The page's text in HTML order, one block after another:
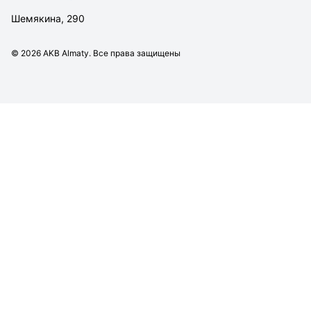
Шемякина, 290
© 2026 AKB Almaty. Все права защищены